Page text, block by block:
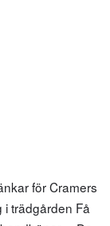
för Cramers
i trädgården Få